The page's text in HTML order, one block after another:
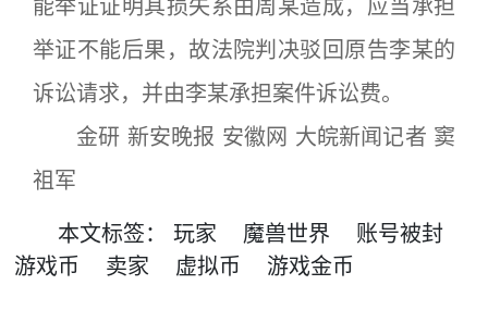
能举证证明其损失系由周某造成，应当承担
举证不能后果，故法院判决驳回原告李某的
诉讼请求，并由李某承担案件诉讼费。
金研 新安晚报 安徽网 大皖新闻记者 窦
祖军
本文标签： 玩家 魔兽世界
账号被封
游戏币
卖家 虚拟币 游戏金币